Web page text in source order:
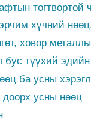
тогтвортой
хүчний
ховор
бус түүхий
ба усны
доорх усны нөөц